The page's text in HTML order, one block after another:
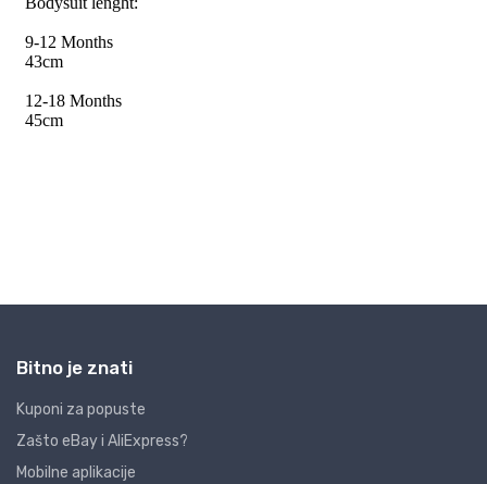
Bitno je znati
Kuponi za popuste
Zašto eBay i AliExpress?
Mobilne aplikacije